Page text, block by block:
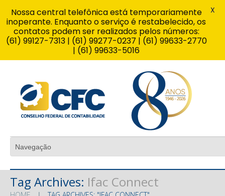
Tag Archives: Ifac Connect
Nossa central telefônica está temporariamente
inoperante. Enquanto o serviço é restabelecido, os
contatos podem ser realizados pelos números:
(61) 99127-7313 | (61) 99277-0237 | (61) 99633-2770
| (61) 99633-5016
X